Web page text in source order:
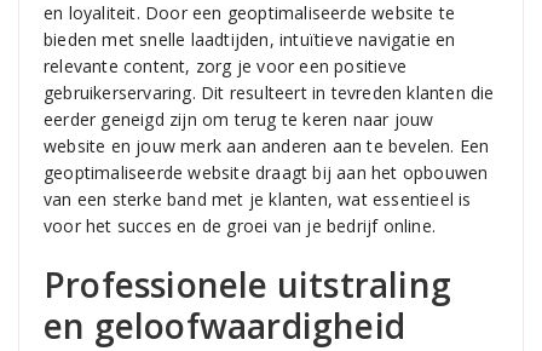
en loyaliteit. Door een geoptimaliseerde website te
bieden met snelle laadtijden, intuïtieve navigatie en
relevante content, zorg je voor een positieve
gebruikerservaring. Dit resulteert in tevreden klanten die
eerder geneigd zijn om terug te keren naar jouw
website en jouw merk aan anderen aan te bevelen. Een
geoptimaliseerde website draagt bij aan het opbouwen
van een sterke band met je klanten, wat essentieel is
voor het succes en de groei van je bedrijf online.
Professionele uitstraling
en geloofwaardigheid